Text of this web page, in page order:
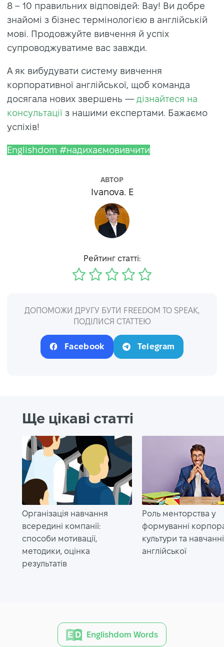
8 – 10 правильних відповідей: Вау! Ви добре
знайомі з бізнес термінологією в англійській
мові. Продовжуйте вивчення й успіх
супроводжуватиме вас завжди.
А як вибудувати систему вивчення
корпоративної англійської, щоб команда
досягала нових звершень — дізнайтеся на
консультації з нашими експертами. Бажаємо
успіхів!
Englishdom #надихаємовивчити
АВТОР
Ivanova. E
Рейтинг статті:
ДОПОМОЖИ ДРУГУ БУТИ FREEDOM TO SPEAK,
ПОДІЛИСЯ СТАТТЕЮ
Facebook Telegram
Ще цікаві статті
Організація навчання
всередині компанії:
способи мотивації,
методики, оцінка
результатів
Роль менторства у
формуванні
культури та навчанні
англійської
Englishdom Words